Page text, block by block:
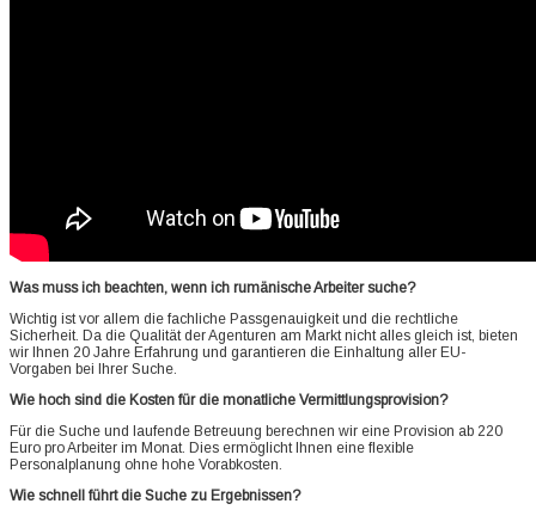
Was muss ich beachten, wenn ich rumänische Arbeiter suche?
Wichtig ist vor allem die fachliche Passgenauigkeit und die rechtliche
Sicherheit. Da die Qualität der Agenturen am Markt nicht alles gleich ist, bieten
wir Ihnen 20 Jahre Erfahrung und garantieren die Einhaltung aller EU-
Vorgaben bei Ihrer Suche.
Wie hoch sind die Kosten für die monatliche Vermittlungsprovision?
Für die Suche und laufende Betreuung berechnen wir eine Provision ab 220
Euro pro Arbeiter im Monat. Dies ermöglicht Ihnen eine flexible
Personalplanung ohne hohe Vorabkosten.
Wie schnell führt die Suche zu Ergebnissen?